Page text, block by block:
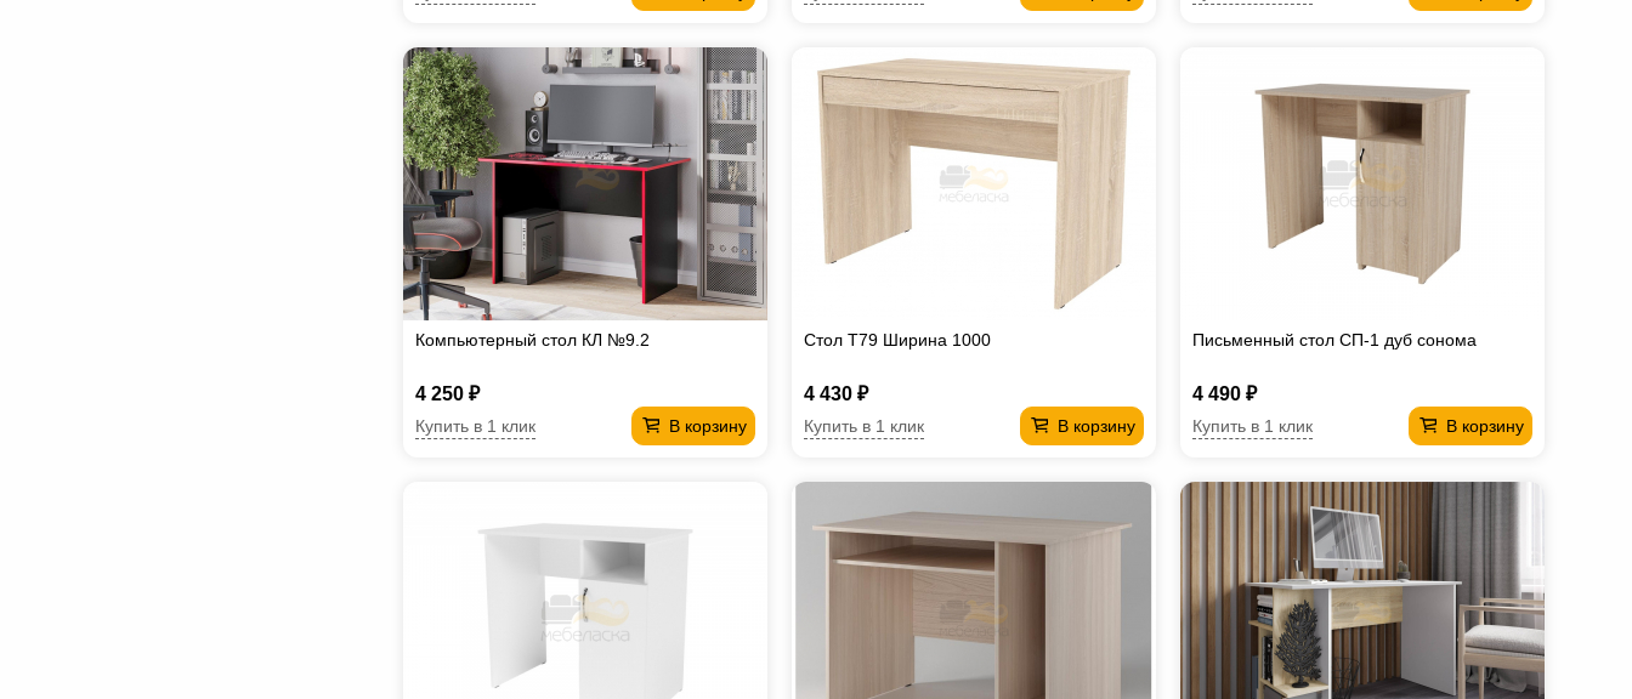
Компьютерный стол КЛ №9.2
4 250 ₽
В корзину
Купить в 1 клик
Стол T79 Ширина 1000
4 430 ₽
В корзину
Купить в 1 клик
Письменный стол СП-1 дуб сонома
4 490 ₽
В корзину
Купить в 1 клик